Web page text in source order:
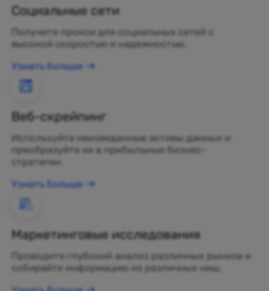
Социальные сети
Получите прокси для социальных сетей с
высокой скоростью и надежностью.
Узнать больше
Веб-скрейпинг
Используйте неизведанные активы данных и
преобразуйте их в прибыльные бизнес-
стратегии.
Узнать больше
Маркетинговые исследования
Проводите глубокий анализ различных рынков и
собирайте информацию из различных ниш.